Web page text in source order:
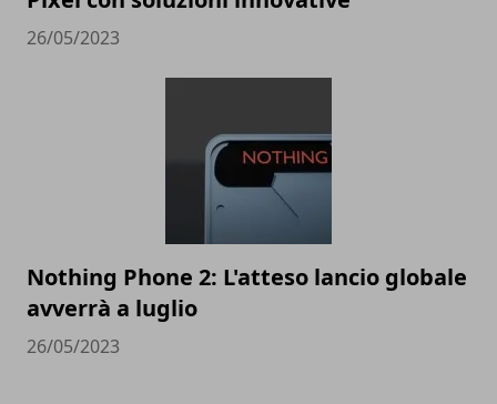
26/05/2023
Nothing Phone 2: L'atteso lancio globale
avverrà a luglio
26/05/2023